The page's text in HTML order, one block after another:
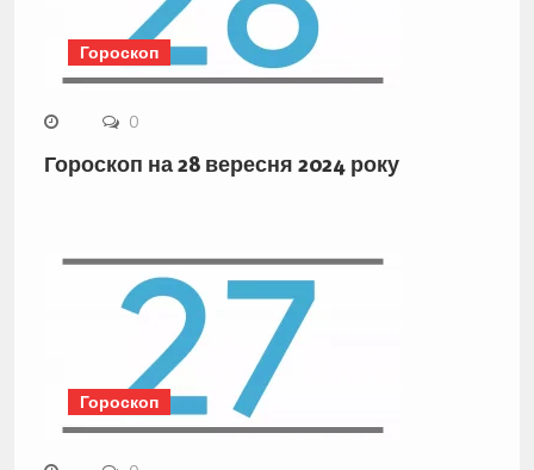
Гороскоп
0
Гороскоп на 28 вересня 2024 року
Гороскоп